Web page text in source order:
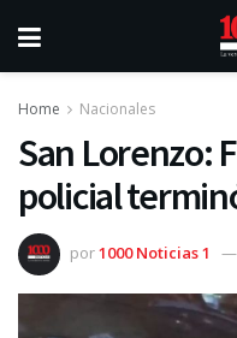
Home Nacionales
San Lorenzo:
policial
por1000 Noticias 1